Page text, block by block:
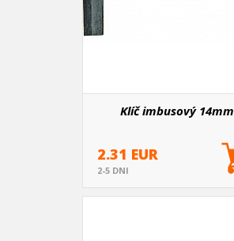
Klíč imbusový 14mm
2.31 EUR
2-5 DNI